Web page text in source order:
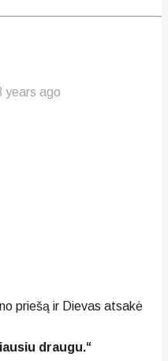
years ago
priešą ir Dievas atsakė
draugu.“